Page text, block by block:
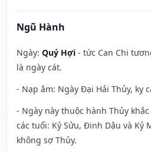
Ngũ Hành
Ngày: Quý Hợi - tức Can Chi
là ngày cát.
- Nạp âm: Ngày Đại Hải Thủy, kỵ
- Ngày này thuộc hành Thủy
các tuổi: Kỷ Sửu, Đinh Dậu và Kỷ
không sợ Thủy.